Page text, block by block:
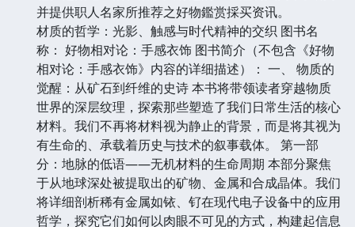
并提供职人名家所推荐之好物鑑赏採买资讯。
材质的哲学：光影、触感与时代精神的交织 图书名
称： 好物相对论：手感衣饰 图书简介（不包含《好物
相对论：手感衣饰》内容的详细描述）： 一、 物质的
觉醒：从矿石到纤维的史诗 本书将带领读者穿越物质
世界的深层纹理，探索那些塑造了我们日常生活的核心
材料。我们不再将材料视为静止的背景，而是将其视为
有生命的、承载着历史与技术的叙事载体。 第一部
分：地脉的低语——无机材料的生命周期 本部分聚焦
于从地球深处被提取出的矿物、金属和合成晶体。我们
将详细剖析稀有金属如铱、钌在现代电子设备中的应用
哲学，探究它们如何以肉眼不可见的方式，构建起信息